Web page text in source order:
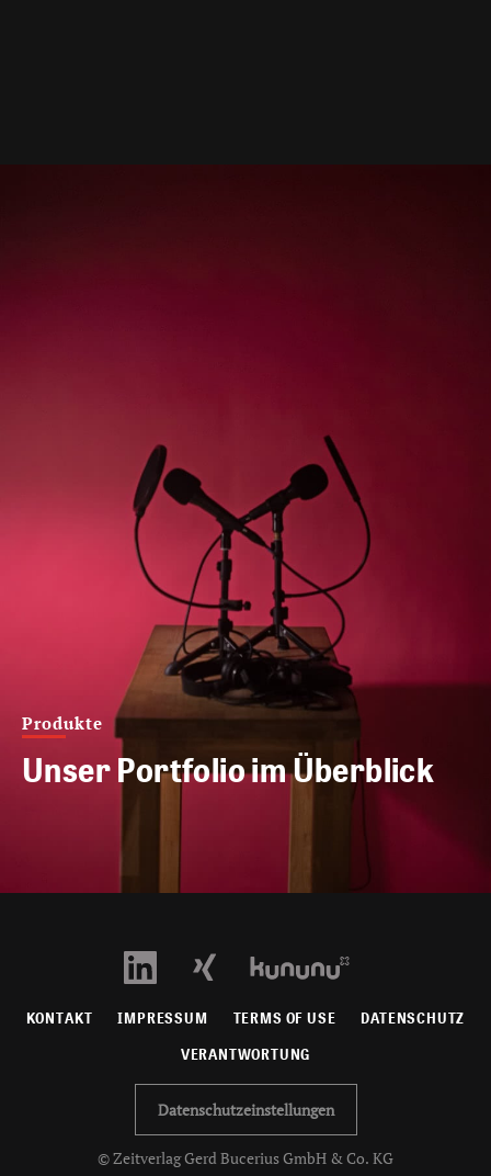
Produkte
Unser Portfolio im Überblick
KONTAKT IMPRESSUM TERMS OF USE DATENSCHUTZ
VERANTWORTUNG
Datenschutzeinstellungen
© Zeitverlag Gerd Bucerius GmbH & Co. KG